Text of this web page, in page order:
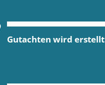
Gutachten wird erstellt